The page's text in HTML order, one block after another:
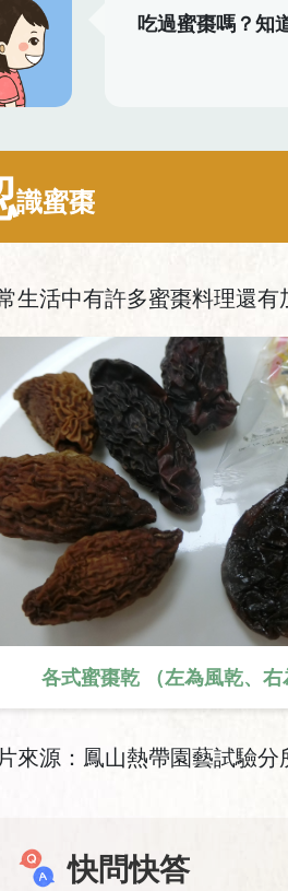
吃過蜜棗嗎？知
識蜜棗
生活中有許多蜜棗料理還有
各式蜜棗乾 （左為風乾、右
來源：鳳山熱帶園藝試驗
快問快答